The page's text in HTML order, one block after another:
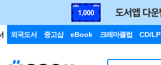
외국도서 중고샵 eBook 크레마클럽 CD/LP